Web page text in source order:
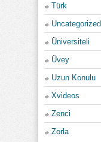
Türk
Uncategorized
Üniversiteli
Üvey
Uzun Konulu
Xvideos
Zenci
Zorla